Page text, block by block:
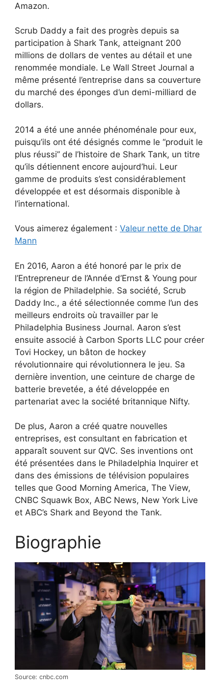
Amazon.
Scrub Daddy a fait des progrès depuis sa
participation à Shark Tank, atteignant 200
millions de dollars de ventes au détail et une
renommée mondiale. Le Wall Street Journal a
même présenté l’entreprise dans sa couverture
du marché des éponges d’un demi-milliard de
dollars.
2014 a été une année phénoménale pour eux,
puisqu’ils ont été désignés comme le “produit le
plus réussi” de l’histoire de Shark Tank, un titre
qu’ils détiennent encore aujourd’hui. Leur
gamme de produits s’est considérablement
développée et est désormais disponible à
l’international.
Vous aimerez également : Valeur nette de Dhar
Mann
En 2016, Aaron a été honoré par le prix de
l’Entrepreneur de l’Année d’Ernst & Young pour
la région de Philadelphie. Sa société, Scrub
Daddy Inc., a été sélectionnée comme l’un des
meilleurs endroits où travailler par le
Philadelphia Business Journal. Aaron s’est
ensuite associé à Carbon Sports LLC pour créer
Tovi Hockey, un bâton de hockey
révolutionnaire qui révolutionnera le jeu. Sa
dernière invention, une ceinture de charge de
batterie brevetée, a été développée en
partenariat avec la société britannique Nifty.
De plus, Aaron a créé quatre nouvelles
entreprises, est consultant en fabrication et
apparaît souvent sur QVC. Ses inventions ont
été présentées dans le Philadelphia Inquirer et
dans des émissions de télévision populaires
telles que Good Morning America, The View,
CNBC Squawk Box, ABC News, New York Live
et ABC’s Shark and Beyond the Tank.
Biographie
Source: cnbc.com